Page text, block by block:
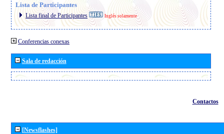
Lista de Participantes
Lista final de Participantes Inglés solamente
Conferencias conexas
Sala de redacción
Contactos
[Newsflashes]